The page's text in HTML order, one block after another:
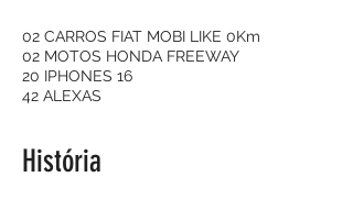
02 CARROS FIAT MOBI LIKE 0Km
​02 MOTOS HONDA FREEWAY
​20 IPHONES 16
42 ALEXAS
​História